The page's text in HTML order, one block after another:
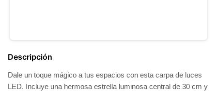
Descripción
Dale un toque mágico a tus espacios con esta carpa de luces
LED. Incluye una hermosa estrella luminosa central de 30 cm y